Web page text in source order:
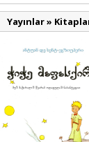
Yayınlar»